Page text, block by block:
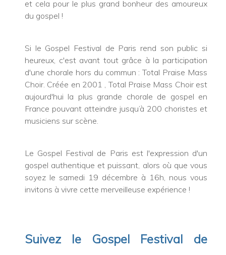
et cela pour le plus grand bonheur des amoureux
du gospel !
Si le Gospel Festival de Paris rend son public si
heureux, c'est avant tout grâce à la participation
d'une chorale hors du commun : Total Praise Mass
Choir. Créée en 2001 , Total Praise Mass Choir est
aujourd'hui la plus grande chorale de gospel en
France pouvant atteindre jusqu’à 200 choristes et
musiciens sur scène.
Le Gospel Festival de Paris est l'expression d'un
gospel authentique et puissant, alors où que vous
soyez le samedi 19 décembre à 16h, nous vous
invitons à vivre cette merveilleuse expérience !
Suivez le Gospel Festival de